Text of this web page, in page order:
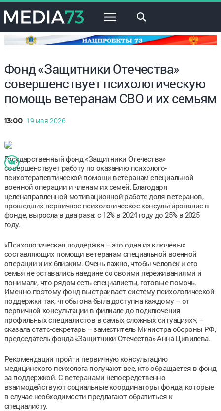
×
Фонд «Защитники Отечества»
совершенствует психологическую
помощь ветеранам СВО и их семьям
13:00 19 мая 2026
Государственный фонд «Защитники Отечества»
совершенствует работу по оказанию психолого-
психотерапевтической помощи ветеранам специальной
военной операции и членам их семей. Благодаря
целенаправленной мотивационной работе доля ветеранов,
прошедших первичное психологическое консультирование в
фонде, выросла в два раза: с 12% в 2024 году до 25% в 2025
году.
«Психологическая поддержка – это одна из ключевых
составляющих помощи ветеранам специальной военной
операции и их близким. Очень важно, чтобы человек и его
семья не оставались наедине со своими переживаниями и
понимали, что рядом есть специалисты, готовые помочь.
Именно поэтому фонд выстраивает систему психологической
поддержки так, чтобы она была доступна каждому – от
первичной консультации в филиале до подключения
профильных специалистов в самых сложных ситуациях», –
сказала статс-секретарь – заместитель Министра обороны РФ,
председатель фонда «Защитники Отечества» Анна Цивилева.
Рекомендации пройти первичную консультацию
медицинского психолога получают все, кто обращается в фонд
за поддержкой. С ветеранами непосредственно
взаимодействуют социальные координаторы фонда, которые
в случае необходимости предлагают обратиться к
специалисту.